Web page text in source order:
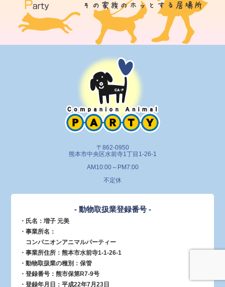
〒862-0950
熊本市中央区水前寺1丁目1-26-1
AM10:00～PM7:00
不定休
- 動物取扱業登録番号 -
・氏名：増子 元美
・事業所名：
コンパニオンアニマルパーティー
・事業所住所：熊本市水前寺1-1-26-1
・動物取扱業の種別：保管
・登録番号：熊市保第R7-9号
・登録年月日：平成22年7月23日